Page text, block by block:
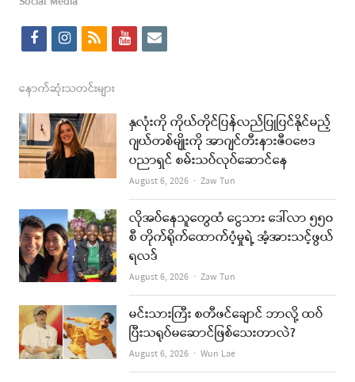
f
c
e
b
o
k
i
s
t
a
g
a
m
r
s
y
t
u
b
e
e
i
l
နောက်ဆုံးသတင်းများ
နှလုံးကို ကိုယ်တိုင်ပြန်လည်ပြုပြင်နိုင်မည့်
ဂျယ်တစ်မျိုးကို အာဂျင်တီးနားဇီဝဗေဒ
ပညာရှင် စမ်းသပ်လုပ်ဆောင်နေ
August 6, 2026 Author
Zaw Tun
လိုအပ်နေသူတွေထံ ငွေသား ဒေါ်လာ ၅၅၀
စီ တိုက်ရိုက်ထောက်ပံ့မှုရဲ့ အံ့အားသင့်ဖွယ်
ရလဒ်
August 6, 2026 Author
Zaw Tun
မင်းသားကြီး စတီဖင်ချောင် ဘာလို့ ထပ်
ပြီးသရုပ်မဆောင်ဖြစ်သေးတာလဲ?
August 6, 2026 Author
Wun Lae